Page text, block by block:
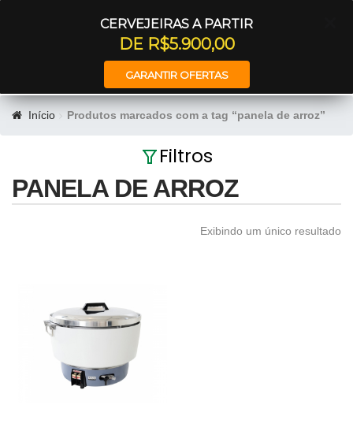
CERVEJEIRAS A PARTIR
DE R$5.900,00
GARANTIR OFERTAS
Início Produtos marcados com a tag “panela de arroz”
Filtros
PANELA DE ARROZ
Exibindo um único resultado